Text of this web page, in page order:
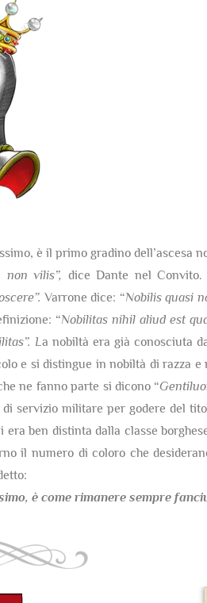
è il primo gradino dell’ascesa
non vilis”, dice Dante nel
Varrone dice: “Nobilis quasi
“Nobilitas nihil aliud est
La nobiltà era già conosciuta
e si distingue in nobiltà di razza
ne fanno parte si dicono “
servizio militare per godere del
ben distinta dalla classe
il numero di coloro che
è come rimanere sempre